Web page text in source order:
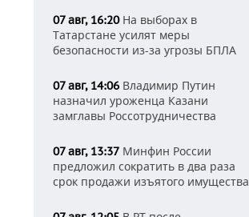
07 авг, 16:20На выборах в
Татарстане усилят меры
безопасности из-за угрозы БПЛА
07 авг, 14:06 Владимир Путин
назначил уроженца Казани
замглавы Россотрудничества
07 авг, 13:37 Минфин России
предложил сократить в два раза
срок продажи изъятого имущества